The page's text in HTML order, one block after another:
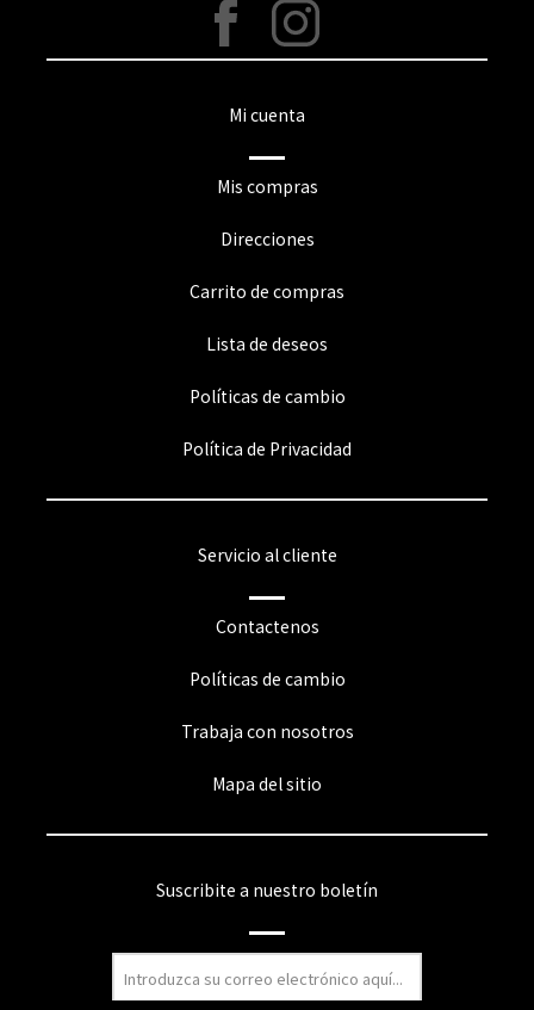
Mi cuenta
Mis compras
Direcciones
Carrito de compras
Lista de deseos
Políticas de cambio
Política de Privacidad
Servicio al cliente
Contactenos
Políticas de cambio
Trabaja con nosotros
Mapa del sitio
Suscribite a nuestro boletín